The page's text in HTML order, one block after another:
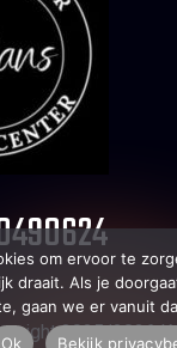
2025/2026
om ervoor te
draait. Als je
gaan we er vanuit
Ok
Bekijk